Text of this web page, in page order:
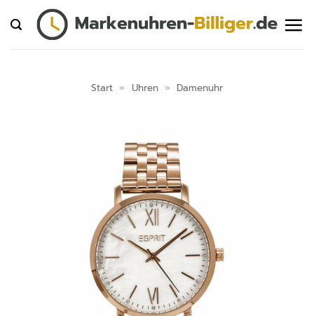
Inhalt
springen
Start » Uhren » Damenuhr